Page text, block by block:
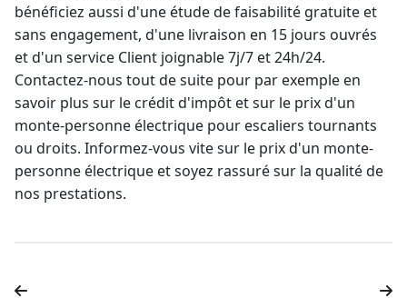
bénéficiez aussi d'une étude de faisabilité gratuite et
sans engagement, d'une livraison en 15 jours ouvrés
et d'un service Client joignable 7j/7 et 24h/24.
Contactez-nous tout de suite pour par exemple en
savoir plus sur le crédit d'impôt et sur le prix d'un
monte-personne électrique pour escaliers tournants
ou droits. Informez-vous vite sur le prix d'un monte-
personne électrique et soyez rassuré sur la qualité de
nos prestations.